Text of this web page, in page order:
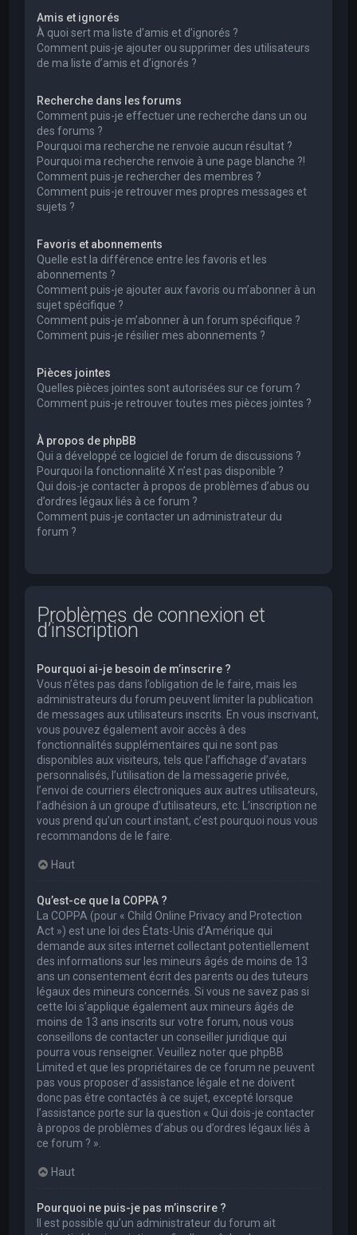
Amis et ignorés
À quoi sert ma liste d’amis et d’ignorés ?
Comment puis-je ajouter ou supprimer des utilisateurs
de ma liste d’amis et d’ignorés ?
Recherche dans les forums
Comment puis-je effectuer une recherche dans un ou
des forums ?
Pourquoi ma recherche ne renvoie aucun résultat ?
Pourquoi ma recherche renvoie à une page blanche ?!
Comment puis-je rechercher des membres ?
Comment puis-je retrouver mes propres messages et
sujets ?
Favoris et abonnements
Quelle est la différence entre les favoris et les
abonnements ?
Comment puis-je ajouter aux favoris ou m’abonner à un
sujet spécifique ?
Comment puis-je m’abonner à un forum spécifique ?
Comment puis-je résilier mes abonnements ?
Pièces jointes
Quelles pièces jointes sont autorisées sur ce forum ?
Comment puis-je retrouver toutes mes pièces jointes ?
À propos de phpBB
Qui a développé ce logiciel de forum de discussions ?
Pourquoi la fonctionnalité X n’est pas disponible ?
Qui dois-je contacter à propos de problèmes d’abus ou
d’ordres légaux liés à ce forum ?
Comment puis-je contacter un administrateur du
forum ?
Problèmes de connexion et
d’inscription
Pourquoi ai-je besoin de m’inscrire ?
Vous n’êtes pas dans l’obligation de le faire, mais les
administrateurs du forum peuvent limiter la publication
de messages aux utilisateurs inscrits. En vous inscrivant,
vous pouvez également avoir accès à des
fonctionnalités supplémentaires qui ne sont pas
disponibles aux visiteurs, tels que l’affichage d’avatars
personnalisés, l’utilisation de la messagerie privée,
l’envoi de courriers électroniques aux autres utilisateurs,
l’adhésion à un groupe d’utilisateurs, etc. L’inscription ne
vous prend qu’un court instant, c’est pourquoi nous vous
recommandons de le faire.
Haut
Qu’est-ce que la COPPA ?
La COPPA (pour « Child Online Privacy and Protection
Act ») est une loi des États-Unis d’Amérique qui
demande aux sites internet collectant potentiellement
des informations sur les mineurs âgés de moins de 13
ans un consentement écrit des parents ou des tuteurs
légaux des mineurs concernés. Si vous ne savez pas si
cette loi s’applique également aux mineurs âgés de
moins de 13 ans inscrits sur votre forum, nous vous
conseillons de contacter un conseiller juridique qui
pourra vous renseigner. Veuillez noter que phpBB
Limited et que les propriétaires de ce forum ne peuvent
pas vous proposer d’assistance légale et ne doivent
donc pas être contactés à ce sujet, excepté lorsque
l’assistance porte sur la question « Qui dois-je contacter
à propos de problèmes d’abus ou d’ordres légaux liés à
ce forum ? ».
Haut
Pourquoi ne puis-je pas m’inscrire ?
Il est possible qu’un administrateur du forum ait